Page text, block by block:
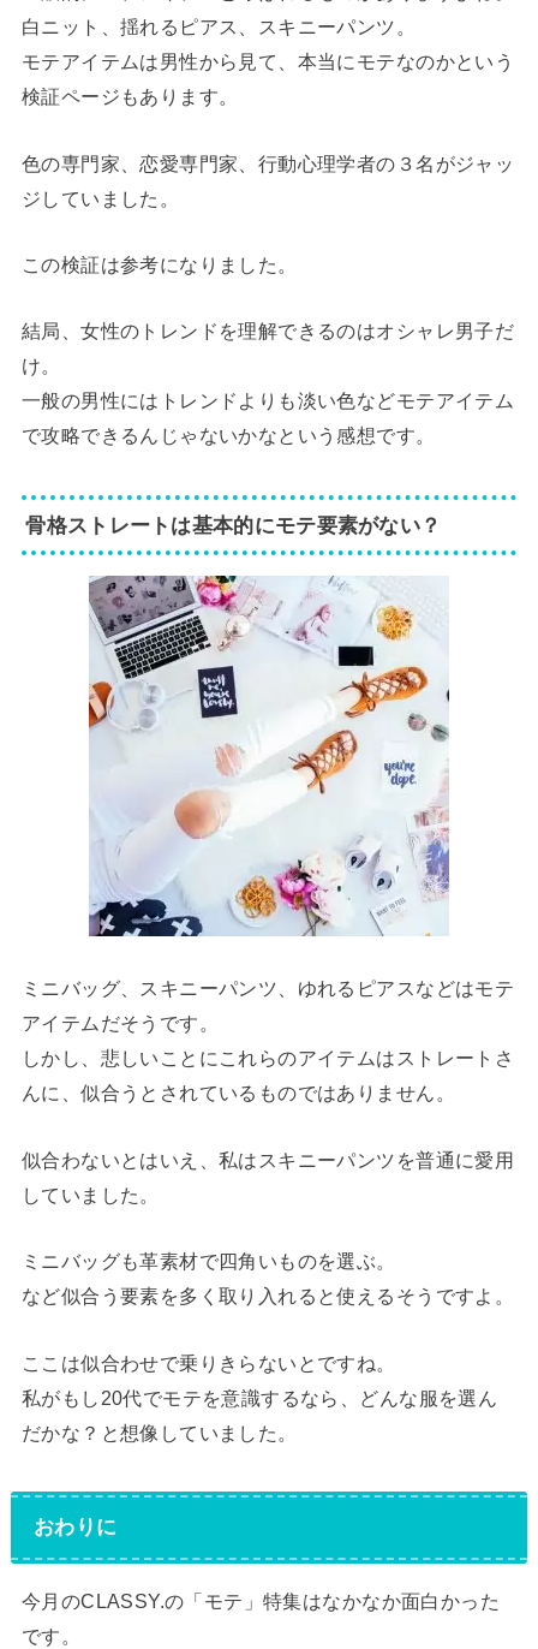
白ニット、揺れるピアス、スキニーパンツ。
モテアイテムは男性から見て、本当にモテなのかという
検証ページもあります。
色の専門家、恋愛専門家、行動心理学者の３名がジャッ
ジしていました。
この検証は参考になりました。
結局、女性のトレンドを理解できるのはオシャレ男子だ
け。
一般の男性にはトレンドよりも淡い色などモテアイテム
で攻略できるんじゃないかなという感想です。
骨格ストレートは基本的にモテ要素がない？
ミニバッグ、スキニーパンツ、ゆれるピアスなどはモテ
アイテムだそうです。
しかし、悲しいことにこれらのアイテムはストレートさ
んに、似合うとされているものではありません。
似合わないとはいえ、私はスキニーパンツを普通に愛用
していました。
ミニバッグも革素材で四角いものを選ぶ。
など似合う要素を多く取り入れると使えるそうですよ。
ここは似合わせで乗りきらないとですね。
私がもし20代でモテを意識するなら、どんな服を選ん
だかな？と想像していました。
おわりに
今月のCLASSY.の「モテ」特集はなかなか面白かった
です。